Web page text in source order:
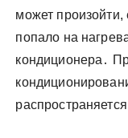
может
попало на
кондиционера․